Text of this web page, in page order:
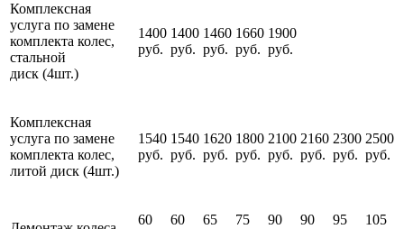
Комплексная
услуга по замене
комплекта колес,
стальной
диск (4шт.)
1400
руб.
1400
руб.
1460
руб.
1660
руб.
1900
руб.
Комплексная
услуга по замене
комплекта колес,
литой диск (4шт.)
1540
руб.
1540
руб.
1620
руб.
1800
руб.
2100
руб.
2160
руб.
2300
руб.
2500
руб.
60
60
65
75
90
90
95
105